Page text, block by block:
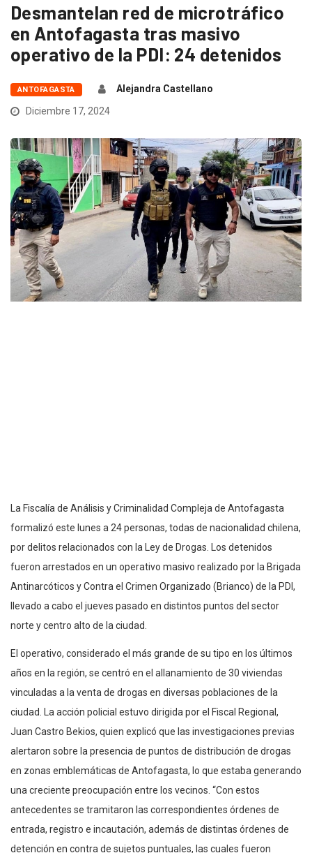
Desmantelan red de microtráfico
en Antofagasta tras masivo
operativo de la PDI: 24 detenidos
ANTOFAGASTA
Alejandra Castellano
Diciembre 17, 2024
La Fiscalía de Análisis y Criminalidad Compleja de Antofagasta
formalizó este lunes a 24 personas, todas de nacionalidad chilena,
por delitos relacionados con la Ley de Drogas. Los detenidos
fueron arrestados en un operativo masivo realizado por la Brigada
Antinarcóticos y Contra el Crimen Organizado (Brianco) de la PDI,
llevado a cabo el jueves pasado en distintos puntos del sector
norte y centro alto de la ciudad.
El operativo, considerado el más grande de su tipo en los últimos
años en la región, se centró en el allanamiento de 30 viviendas
vinculadas a la venta de drogas en diversas poblaciones de la
ciudad. La acción policial estuvo dirigida por el Fiscal Regional,
Juan Castro Bekios, quien explicó que las investigaciones previas
alertaron sobre la presencia de puntos de distribución de drogas
en zonas emblemáticas de Antofagasta, lo que estaba generando
una creciente preocupación entre los vecinos. “Con estos
antecedentes se tramitaron las correspondientes órdenes de
entrada, registro e incautación, además de distintas órdenes de
detención en contra de sujetos puntuales, las cuales fueron